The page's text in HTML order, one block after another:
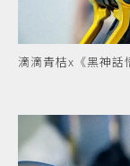
滴滴青桔x《黑神